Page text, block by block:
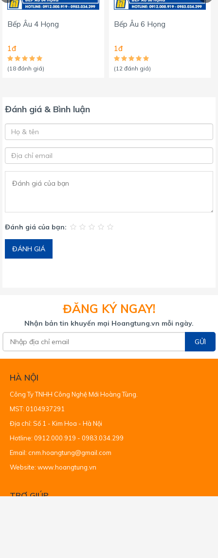
Bếp Âu 4 Họng
1đ
(18 đánh giá)
Bếp Âu 6 Họng
1đ
(12 đánh giá)
Đánh giá & Bình luận
Đánh giá của bạn:
ĐÁNH GIÁ
ĐĂNG KÝ NGAY!
Nhận bản tin khuyến mại Hoangtung.vn mỗi ngày.
GỬI
HÀ NỘI
Công Ty TNHH Công Nghệ Mới Hoàng Tùng.
MST: 0104937291
Địa chỉ: Số 1 - Kim Hoa - Hà Nội
Hotline: 0912.000.919 - 0983.034.299
Email: cnm.hoangtung@gmail.com
Website: www.hoangtung.vn
TRỢ GIÚP